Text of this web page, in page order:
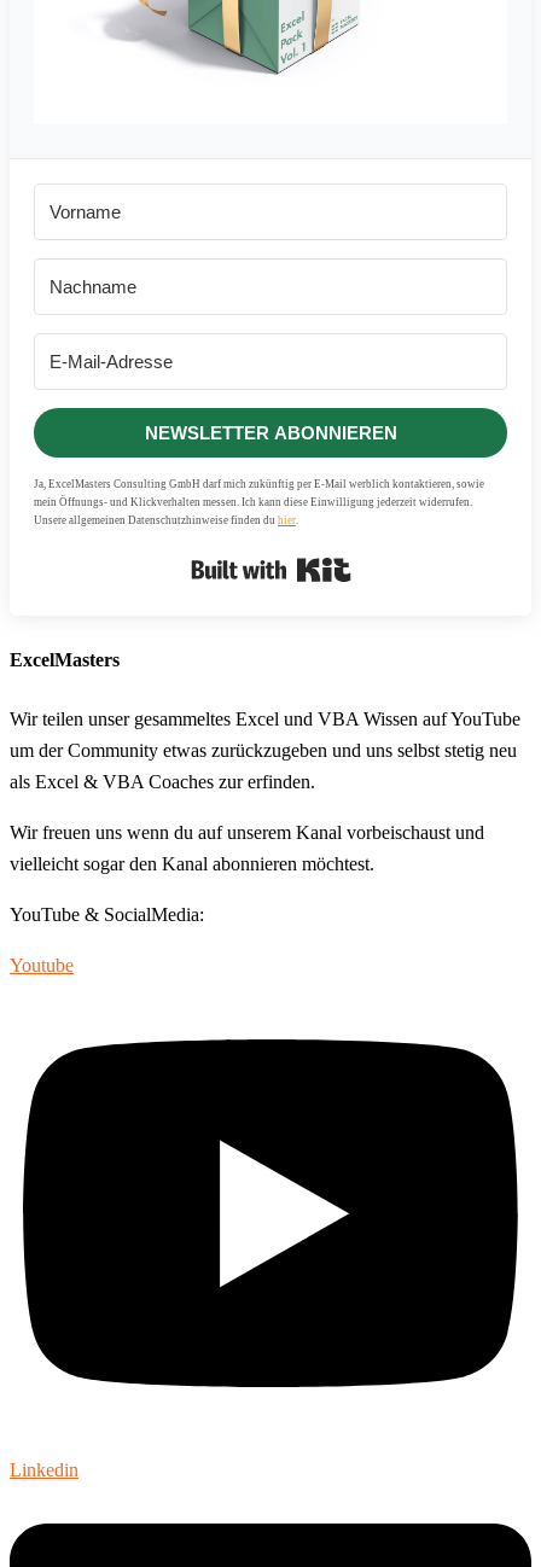
NEWSLETTER ABONNIEREN
Ja, ExcelMasters Consulting GmbH darf mich zukünftig per E-Mail werblich kontaktieren, sowie
mein Öffnungs- und Klickverhalten messen. Ich kann diese Einwilligung jederzeit widerrufen.
Unsere allgemeinen Datenschutzhinweise finden du hier.
ExcelMasters
Wir teilen unser gesammeltes Excel und VBA Wissen auf YouTube
um der Community etwas zurückzugeben und uns selbst stetig neu
als Excel & VBA Coaches zur erfinden.
Wir freuen uns wenn du auf unserem Kanal vorbeischaust und
vielleicht sogar den Kanal abonnieren möchtest.
YouTube & SocialMedia:
Youtube
Linkedin